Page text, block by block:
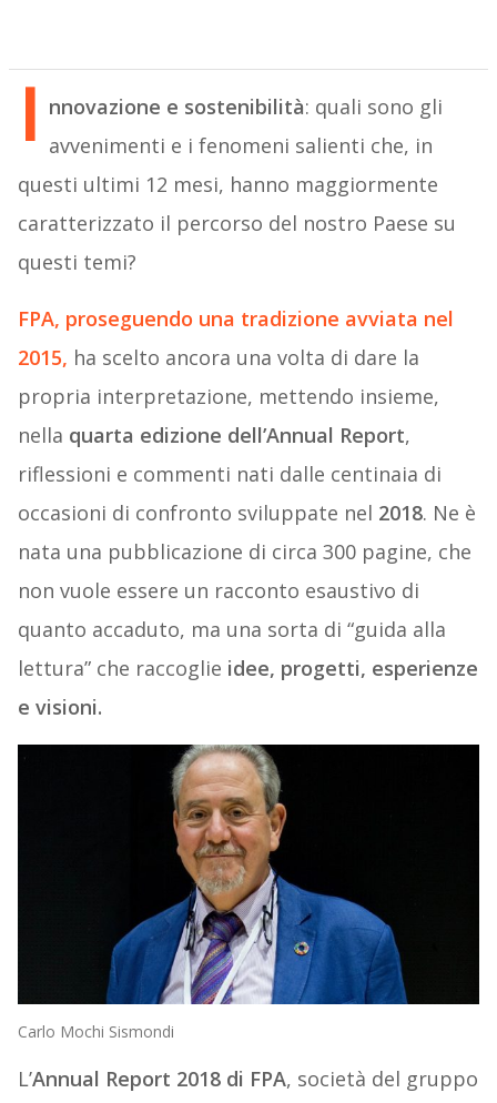
I nnovazione e sostenibilità: quali sono gli
avvenimenti e i fenomeni salienti che, in
questi ultimi 12 mesi, hanno maggiormente
caratterizzato il percorso del nostro Paese su
questi temi?
FPA, proseguendo una tradizione avviata nel
2015, ha scelto ancora una volta di dare la
propria interpretazione, mettendo insieme,
nella quarta edizione dell’Annual Report,
riflessioni e commenti nati dalle centinaia di
occasioni di confronto sviluppate nel 2018. Ne è
nata una pubblicazione di circa 300 pagine, che
non vuole essere un racconto esaustivo di
quanto accaduto, ma una sorta di “guida alla
lettura” che raccoglie idee, progetti, esperienze
e visioni.
Carlo Mochi Sismondi
L’Annual Report 2018 di FPA, società del gruppo